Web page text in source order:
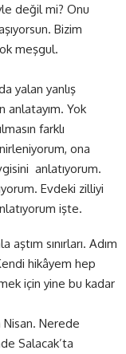
değil mi? Onu
Bizim
meşgul.
yalan yanlış
anlatayım. Yok
farklı
ona
anlatıyorum.
Evdeki zilliyi
işte.
sınırları. Adım
hikâyem hep
için yine bu kadar
Nerede
Salacak’ta